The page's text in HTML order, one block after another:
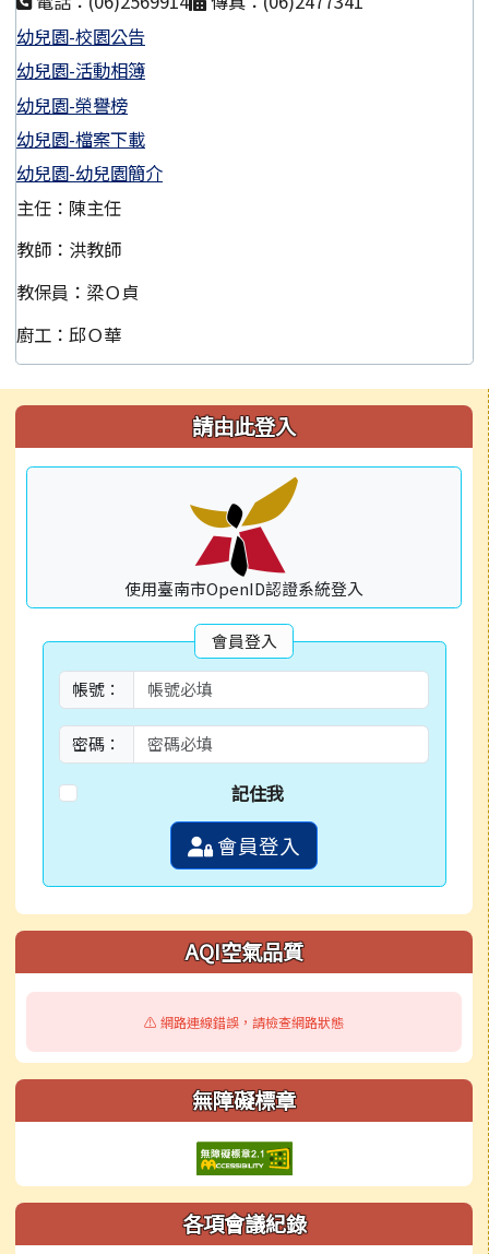
幼兒園-校園公告
幼兒園-活動相簿
幼兒園-榮譽榜
幼兒園-檔案下載
幼兒園-幼兒園簡介
主任：陳主任
教師：洪教師
教保員：梁Ｏ貞
廚工：邱Ｏ華
左邊區域內容 請由此登入
使用臺南市OpenID認證系統登入
會員登入
帳號：
密碼：
記住我
會員登入
AQI空氣品質
⚠️ 網路連線錯誤，請檢查網路狀態
無障礙標章
各項會議紀錄